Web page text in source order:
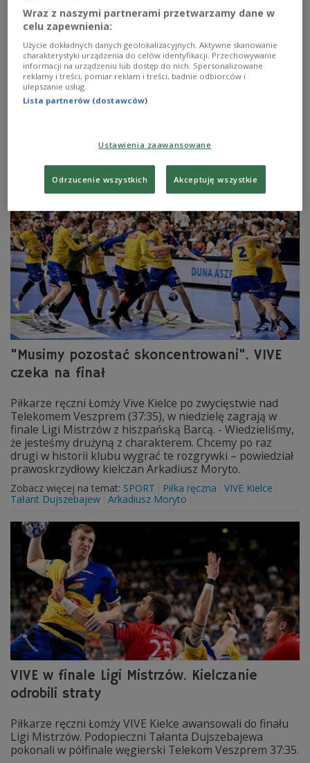
Ograć Barcę po raz trzeci. Łomża VIVE
czeka na finał LM
Piłkarze ręczni Łomży Vive Kielce zagrają w niedzielnym
Zobacz więcej na temat:SPORT Piłka ręczna VIVE Kielce
Tałant Dujszebajew Arkadiusz Moryto
"Musimy pozostać skoncentrowani". VIVE
czeka na finał
Piłkarze ręczni Łomży Vive Kielce po zwycięstwie nad
Telekomem Veszprem (37:35), w niedzielę zagrają w
finale Ligi Mistrzów z hiszpańską Barcą. - Wiedzieliśmy,
że jesteśmy drużyną z charakterem. Chcemy po raz
drugi w historii klubu wygrać te rozgrywki – powiedział
prawoskrzydłowy kielczan Arkadiusz Moryto.
Zobacz więcej na temat: SPORT Piłka ręczna
VIVE Kielce
Tałant Dujszebajew Arkadiusz Moryto
VIVE w finale Ligi Mistrzów. Kielczanie
odrobili straty
Piłkarze ręczni Łomży VIVE Kielce awansowali do finału
Ligi Mistrzów. Podopieczni Tałanta Dujszebajewa
pokonali w półfinale węgierski Telekom Veszprem 37:35.
Wraz z naszymi partnerami przetwarzamy dane w
celu zapewnienia:
Użycie dokładnych danych geolokalizacyjnych. Aktywne skanowanie
charakterystyki urządzenia do celów identyfikacji. Przechowywanie
informacji na urządzeniu lub dostęp do nich. Spersonalizowane
reklamy i treści, pomiar reklam i treści, badnie odbiorców i
ulepszanie usług.
Lista partnerów (dostawców)
Ustawienia zaawansowane
Odrzucenie wszystkich Akceptuję wszystkie